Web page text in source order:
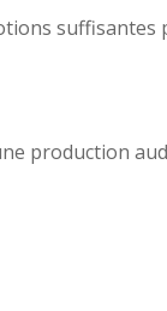
production